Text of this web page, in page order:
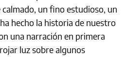
un fino estudioso, un
hecho la historia de nuestro
una narración en primera
luz sobre algunos